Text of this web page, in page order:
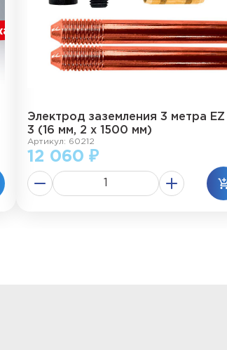
Электрод заземления 3 метра
3 (16 мм, 2 х 1500 мм)
Артикул: 60212
12 060 ₽